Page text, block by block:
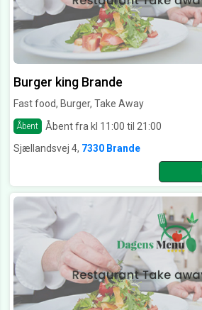
Burger king Brande
Fast food, Burger, Take Away
Åbent
Åbent fra kl 11:00 til 21:00
Sjællandsvej 4, 7330 Brande